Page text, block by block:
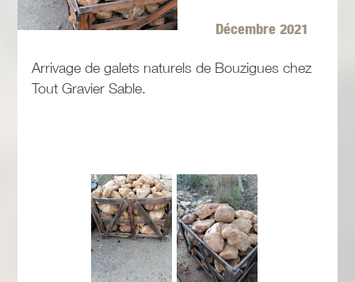
Décembre 2021
Arrivage de galets naturels de Bouzigues chez
Tout Gravier Sable.